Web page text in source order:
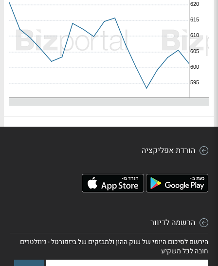
הורדת אפליקציה
הרשמה לדיוור
הירשם לסיכום היומי של שוק ההון ולמבזקים של ביזפורטל - ניוזלטרים
חובה לכל משקיע